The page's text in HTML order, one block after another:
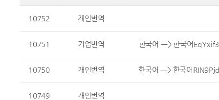
10752 개인번역
10751 기업번역 한국어 ㅡ> 한국어
10750 개인번역 한국어 ㅡ> 한국어
10749 개인번역